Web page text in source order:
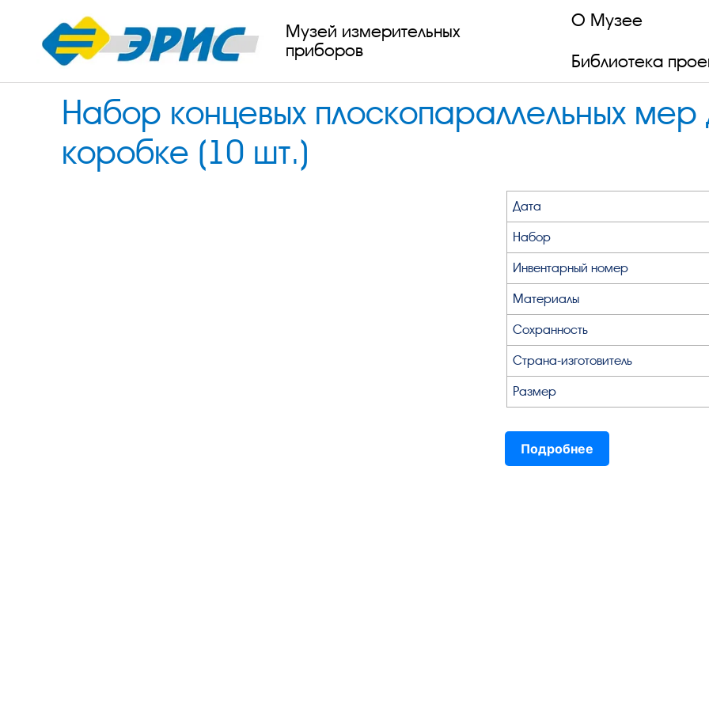
Музей измерительных
приборов
О Музее
Библиотека
Набор концевых плоскопараллельных мер
коробке (10 шт.)
Дата
Набор
Инвентарный номер
Материалы
Сохранность
Страна-изготовитель
Размер
Подробнее